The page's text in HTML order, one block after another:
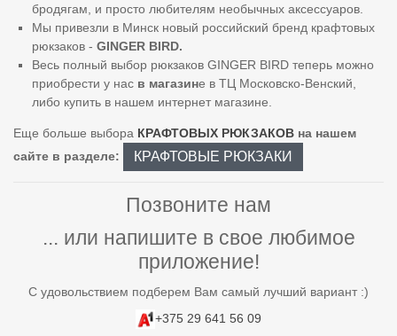
бродягам, и просто любителям необычных аксессуаров.
Мы привезли в Минск новый российский бренд крафтовых
рюкзаков - GINGER BIRD.
Весь полный выбор рюкзаков GINGER BIRD теперь можно
приобрести у нас в магазине в ТЦ Московско-Венский,
либо купить в нашем интернет магазине.
Еще больше выбора КРАФТОВЫХ РЮКЗАКОВ на нашем
сайте в разделе:
КРАФТОВЫЕ РЮКЗАКИ
Позвоните нам
... или напишите в свое любимое
приложение!
С удовольствием подберем Вам самый лучший вариант :)
+375 29 641 56 09